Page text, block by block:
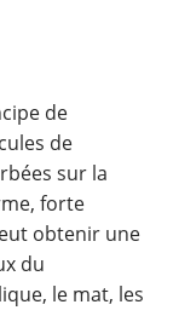
de
de
sur la
forte
obtenir une
du
le mat, les